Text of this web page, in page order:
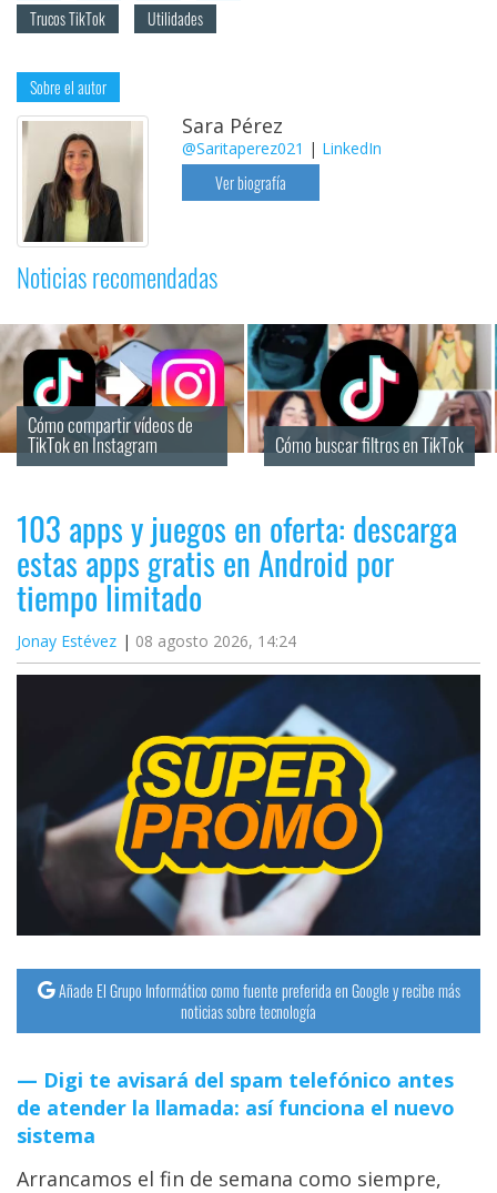
Trucos TikTok
Utilidades
Sobre el autor
Sara Pérez
@Saritaperez021 | LinkedIn
Ver biografía
Noticias recomendadas
Cómo compartir vídeos de
TikTok en Instagram Cómo buscar filtros en TikTok
103 apps y juegos en oferta: descarga
estas apps gratis en Android por
tiempo limitado
Jonay Estévez 08 agosto 2026, 14:24
Añade El Grupo Informático como fuente preferida en Google y recibe más
noticias sobre tecnología
Digi te avisará del spam telefónico antes
de atender la llamada: así funciona el nuevo
sistema
Arrancamos el fin de semana como siempre,